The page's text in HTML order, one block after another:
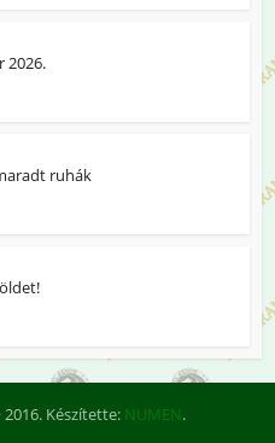
2026.
ruhák
Készítette: NUMEN.